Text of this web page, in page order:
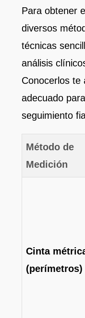
Para obtener
diversos
técnicas
análisis
Conocerlos te
adecuado
seguimiento
Método de
Medición
Cinta
(perímetros)